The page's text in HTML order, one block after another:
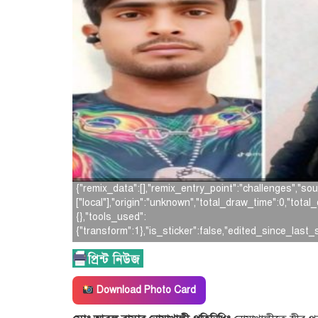
{},"tools_used":
Download Photo Card